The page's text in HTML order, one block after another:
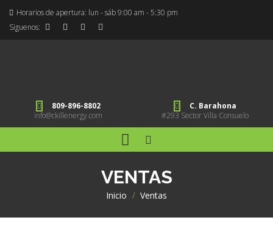
Horarios de apertura: lun - sáb 9:00 am - 5:30 pm
Siguenos:
809-896-8802
info@ckillenergy.com
C. Barahona
#293 Sector Villa Consuelo
VENTAS
Inicio >Ventas